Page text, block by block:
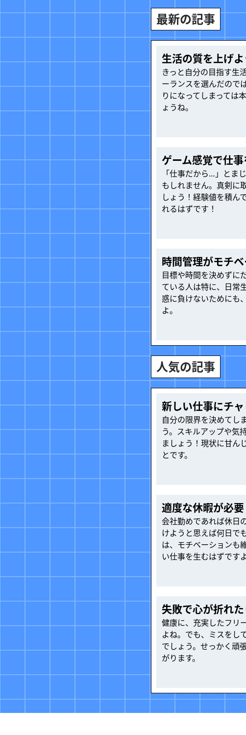
最新の記事
生活の質を上げよ
きっと自分の目指す生
ーランスを選んだので
りになってしまっては
ょうね。
ゲーム感覚で仕
「仕事だから…」とま
もしれません。真剣に
しょう！経験値を積ん
れるはずです！
時間管理がモチ
目標や時間を決めずに
ている人は特に、日常
惑に負けないためにも
よ。
人気の記事
新しい仕事にチ
自分の限界を決めてし
う。スキルアップや気
ましょう！現状に甘ん
とです。
適度な休暇が必要
会社勤めであれば休日
けようと思えば何日で
は、モチベーションも
い仕事を生むはずですよ
失敗で心が折れ
健康に、充実したフリ
よね。でも、ミスをし
でしょう。せっかく頑
がります。